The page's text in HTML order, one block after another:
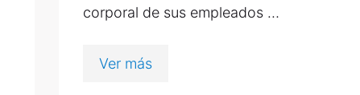
corporal de sus empleados …
Ver más